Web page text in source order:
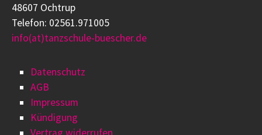
48607 Ochtrup
Telefon: 02561.971005
info(at)tanzschule-buescher.de
Datenschutz
AGB
Impressum
Kündigung